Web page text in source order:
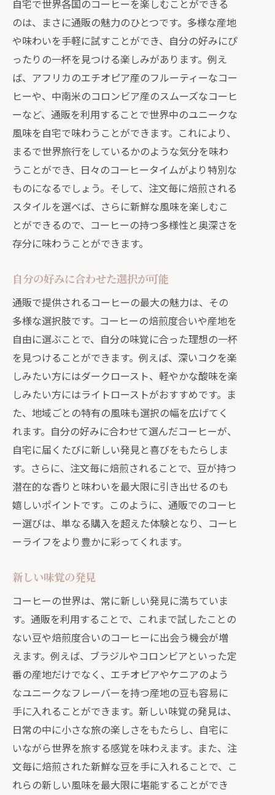
自宅で世界各国のコーヒーを楽しむことができる
のは、まさに通販の魅力のひとつです。多様な産地
や味わいを手軽に試すことができ、自分の好みにぴ
ったりの一杯を見つける楽しみがあります。例え
ば、アフリカのエチオピア産のフルーティーなコー
ヒーや、中南米のコロンビア産のスムーズなコーヒ
ーなど、通販を利用することで世界中のユニークな
風味を自宅で味わうことができます。これにより、
まるで世界旅行をしているかのような気分を味わ
うことができ、日々のコーヒータイムがより特別な
ものになるでしょう。そして、注文毎に焙煎される
スタイルを選べば、さらに新鮮な風味を楽しむこ
とができるので、コーヒーの持つ多様性と奥深さを
存分に味わうことができます。
自分の好みに合わせた選択が可能
通販で提供されるコーヒーの最大の魅力は、その
多様な選択肢です。コーヒーの焙煎度合いや産地を
自由に選ぶことで、自分の味覚に合った理想の一杯
を見つけることができます。例えば、深いコクを楽
しみたい方にはダークロースト、軽やかな酸味を楽
しみたい方にはライトローストがおすすめです。ま
た、地域ごとの特有の風味も選択の幅を広げてく
れます。自分の好みに合わせて選んだコーヒーが、
自宅に届くたびに新しい発見と喜びをもたらしま
す。さらに、注文毎に焙煎されることで、豆が持つ
潜在的な香りと味わいを最大限に引き出せるのも
嬉しいポイントです。このように、通販でのコーヒ
ー選びは、単なる購入を超えた体験となり、コーヒ
ーライフをより豊かに彩ってくれます。
新しい味覚の発見
コーヒーの世界は、常に新しい発見に満ちていま
す。通販を利用することで、これまで試したことの
ない豆や焙煎度合いのコーヒーに出会う機会が増
えます。例えば、ブラジルやコロンビアといった定
番の産地だけでなく、エチオピアやケニアのよう
なユニークなフレーバーを持つ産地の豆も容易に
手に入れることができます。新しい味覚の発見は、
日常の中に小さな旅の楽しさをもたらし、自宅に
いながら世界を旅する感覚を味わえます。また、注
文毎に焙煎された新鮮な豆を手に入れることで、こ
れらの新しい風味を最大限に堪能することができ